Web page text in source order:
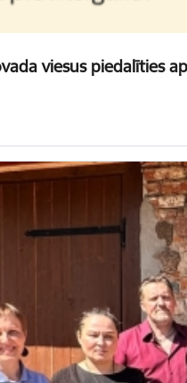
viesus piedalīties